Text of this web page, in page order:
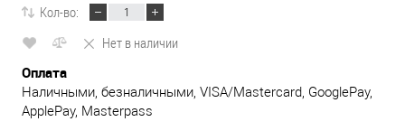
Кол-во:
Нет в наличии
Оплата
Наличными, безналичными, VISA/Mastercard, GooglePay,
ApplePay, Masterpass